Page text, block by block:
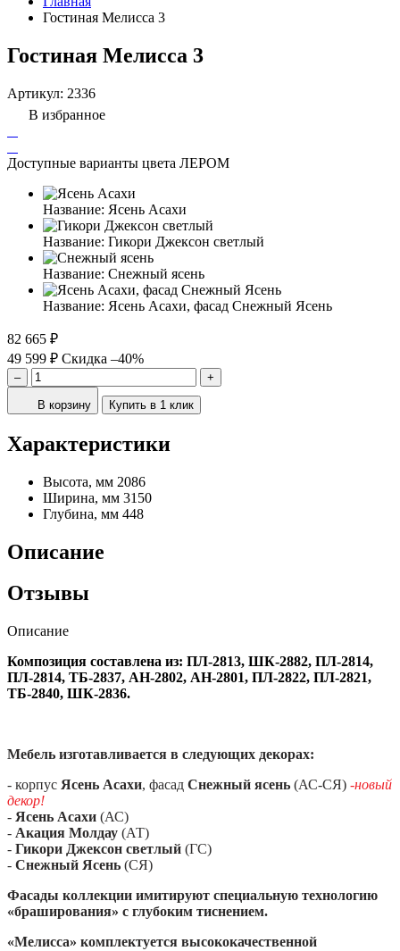
Гостиная Мелисса 3
Гостиная Мелисса 3
Артикул: 2336
В избранное
Доступные варианты цвета ЛЕРОМ
Название: Ясень Асахи
Название: Гикори Джексон светлый
Название: Снежный ясень
Название: Ясень Асахи, фасад Снежный Ясень
82 665 ₽
49 599 ₽ Скидка –40%
– +
В корзину Купить в 1 клик
Характеристики
Высота, мм 2086
Ширина, мм 3150
Глубина, мм 448
Описание
Отзывы
Описание
Композиция составлена из: ПЛ-2813, ШК-2882, ПЛ-2814,
ПЛ-2814, ТБ-2837, АН-2802, АН-2801, ПЛ-2822, ПЛ-2821,
ТБ-2840, ШК-2836.
Мебель изготавливается в следующих декорах:
- корпус Ясень Асахи, фасад Снежный ясень (АС-СЯ) -новый
декор!
- Ясень Асахи (АС)
- Акация Молдау (АТ)
- Гикори Джексон светлый (ГС)
- Снежный Ясень (СЯ)
Фасады коллекции имитируют специальную технологию
«браширования» с глубоким тиснением.
«Мелисса» комплектуется высококачественной